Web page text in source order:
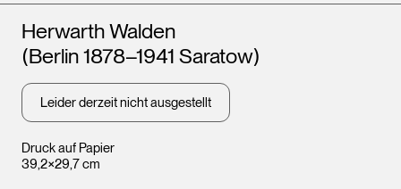
Druck auf Papier
39,2×29,7 cm
Künstler*innen
Herwarth Walden
(Berlin 1878–1941 Saratow)
Leider derzeit nicht ausgestellt